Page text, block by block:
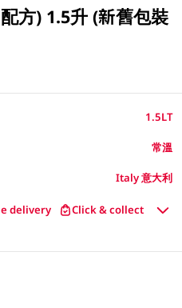
方) 1.5升 (新舊包裝
1.5LT
常溫
Italy 意大利
delivery Click & collect